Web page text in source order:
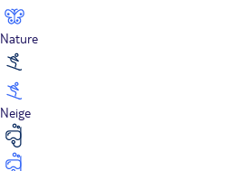
Nature
Neige